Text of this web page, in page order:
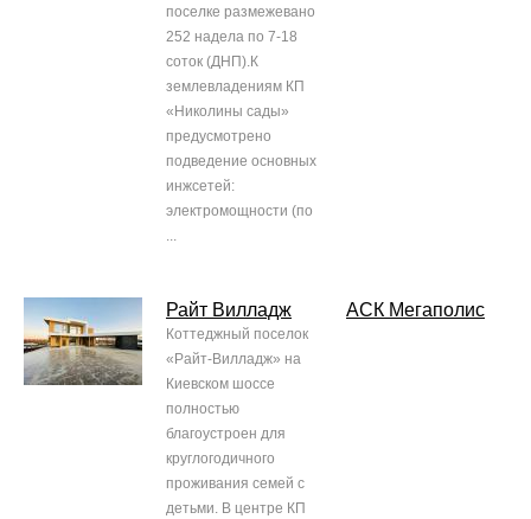
поселке размежевано
252 надела по 7-18
соток (ДНП).К
землевладениям КП
«Николины сады»
предусмотрено
подведение основных
инжсетей:
электромощности (по
...
Райт Вилладж
Коттеджный поселок
«Райт-Вилладж» на
Киевском шоссе
полностью
благоустроен для
круглогодичного
проживания семей с
детьми. В центре КП
АСК Мегаполис